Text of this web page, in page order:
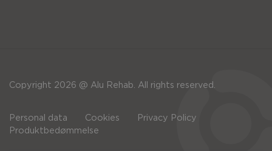
Copyright 2026 @ Alu Rehab. All rights reserved.
Personal data Cookies
Privacy Policy
Produktbedømmelse